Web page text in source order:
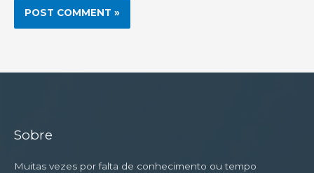
Sobre
Muitas vezes por falta de conhecimento ou tempo